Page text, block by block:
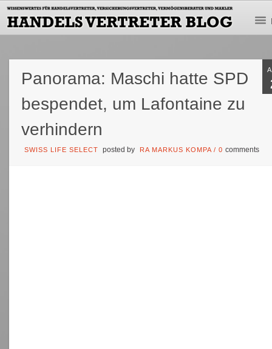
Panorama: Maschi hatte SPD
bespendet, um Lafontaine zu
verhindern
SWISS LIFE SELECT posted by RA MARKUS KOMPA /0comments